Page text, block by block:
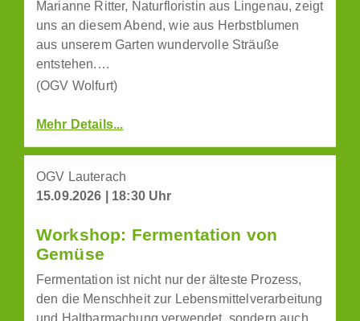
Marianne Ritter, Naturfloristin aus Lingenau, zeigt
uns an diesem Abend, wie aus Herbstblumen
aus unserem Garten wundervolle Sträuße
entstehen.…
(OGV Wolfurt)
Mehr Details...
OGV Lauterach
15.09.2026 | 18:30 Uhr
Workshop: Fermentation von
Gemüse
Fermentation ist nicht nur der älteste Prozess,
den die Menschheit zur Lebensmittelverarbeitung
und Haltbarmachung verwendet, sondern auch